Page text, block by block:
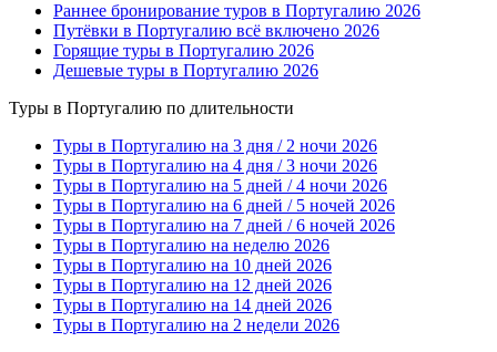
Раннее бронирование туров в Португалию 2026
Путёвки в Португалию всё включено 2026
Горящие туры в Португалию 2026
Дешевые туры в Португалию 2026
Туры в Португалию по длительности
Туры в Португалию на 3 дня / 2 ночи 2026
Туры в Португалию на 4 дня / 3 ночи 2026
Туры в Португалию на 5 дней / 4 ночи 2026
Туры в Португалию на 6 дней / 5 ночей 2026
Туры в Португалию на 7 дней / 6 ночей 2026
Туры в Португалию на неделю 2026
Туры в Португалию на 10 дней 2026
Туры в Португалию на 12 дней 2026
Туры в Португалию на 14 дней 2026
Туры в Португалию на 2 недели 2026